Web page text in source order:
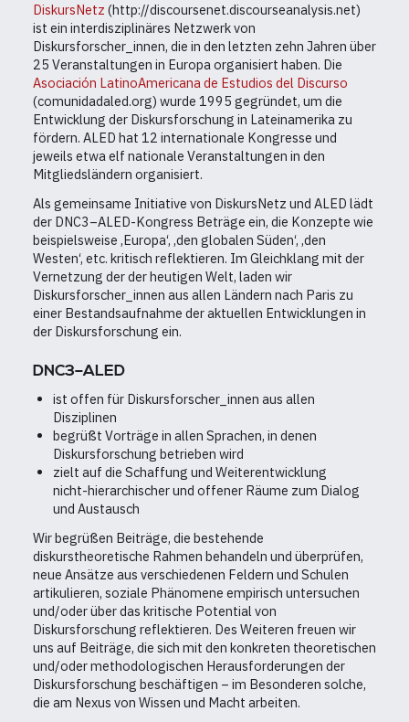
DiskursNetz (http://discoursenet.discourseanalysis.net)
ist ein interdisziplinäres Netzwerk von
Diskursforscher_innen, die in den letzten zehn Jahren über
25 Veranstaltungen in Europa organisiert haben. Die
Asociación LatinoAmericana de Estudios del Discurso
(comunidadaled.org) wurde 1995 gegründet, um die
Entwicklung der Diskursforschung in Lateinamerika zu
fördern. ALED hat 12 internationale Kongresse und
jeweils etwa elf nationale Veranstaltungen in den
Mitgliedsländern organisiert.
Als gemeinsame Initiative von DiskursNetz und ALED lädt
der DNC3–ALED-Kongress Beträge ein, die Konzepte wie
beispielsweise ‚Europa‘, ‚den globalen Süden‘, ‚den
Westen‘, etc. kritisch reflektieren. Im Gleichklang mit der
Vernetzung der der heutigen Welt, laden wir
Diskursforscher_innen aus allen Ländern nach Paris zu
einer Bestandsaufnahme der aktuellen Entwicklungen in
der Diskursforschung ein.
DNC3–ALED
ist offen für Diskursforscher_innen aus allen
Disziplinen
begrüßt Vorträge in allen Sprachen, in denen
Diskursforschung betrieben wird
zielt auf die Schaffung und Weiterentwicklung
nicht-hierarchischer und offener Räume zum Dialog
und Austausch
Wir begrüßen Beiträge, die bestehende
diskurstheoretische Rahmen behandeln und überprüfen,
neue Ansätze aus verschiedenen Feldern und Schulen
artikulieren, soziale Phänomene empirisch untersuchen
und/oder über das kritische Potential von
Diskursforschung reflektieren. Des Weiteren freuen wir
uns auf Beiträge, die sich mit den konkreten theoretischen
und/oder methodologischen Herausforderungen der
Diskursforschung beschäftigen – im Besonderen solche,
die am Nexus von Wissen und Macht arbeiten.